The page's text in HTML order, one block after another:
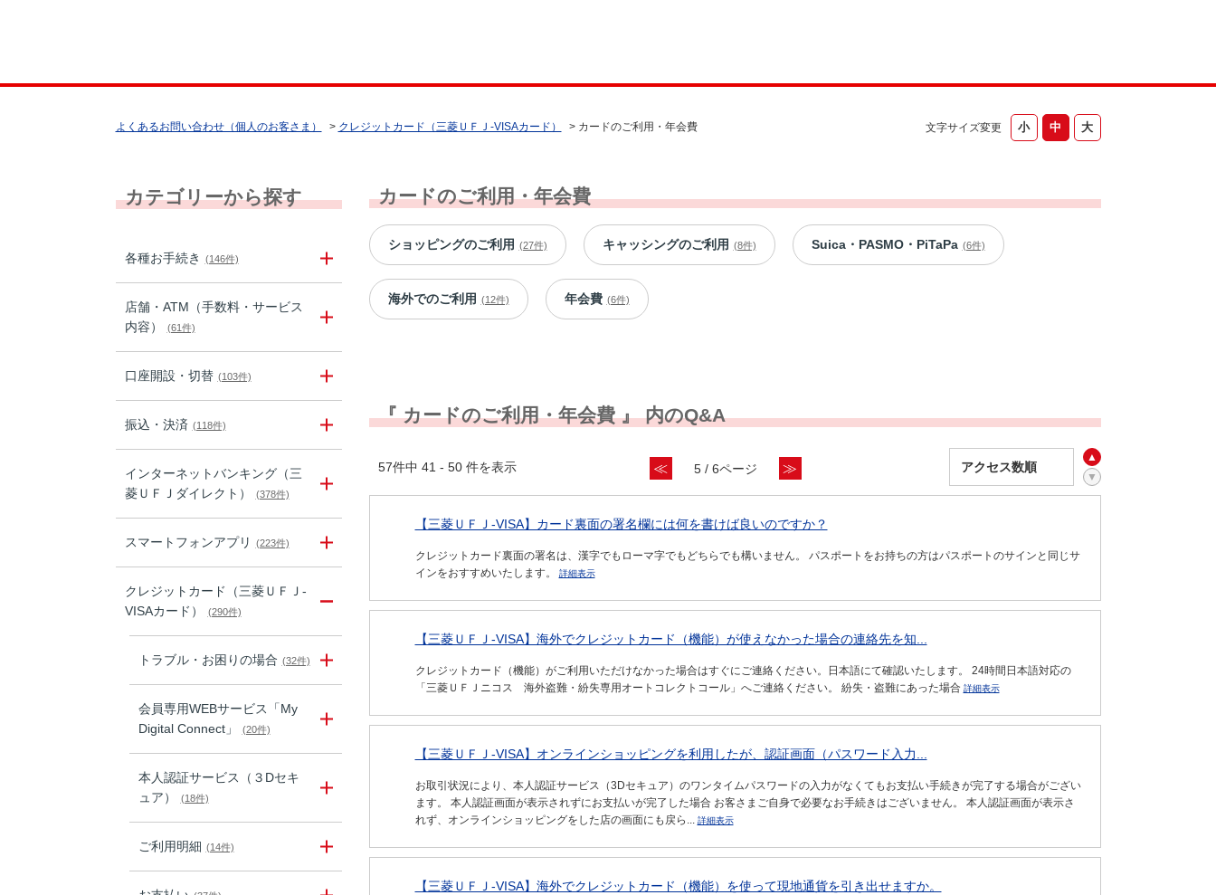
文字サイズ変更
よくあるお問い合わせ（個人のお客さま） > クレジットカード（三菱ＵＦＪ-VISAカード） > カードのご利用・年会費
カテゴリーから探す
各種お手続き (146件)
店舗・ATM（手数料・サービス
内容）
(61件)
口座開設・切替 (103件)
振込・決済 (118件)
インターネットバンキング（三
菱ＵＦＪダイレクト）
(378件)
スマートフォンアプリ (223件)
クレジットカード（三菱ＵＦＪ-
VISAカード）
(290件)
トラブル・お困りの場合 (32件)
会員専用WEBサービス「My
Digital Connect」
(20件)
本人認証サービス（３Dセキ
ュア）
(18件)
ご利用明細 (14件)
カードのご利用・年会費
ショッピングのご利用 (27件) キャッシングのご利用 (8件) Suica・PASMO・PiTaPa (6件)
海外でのご利用 (12件) 年会費 (6件)
『 カードのご利用・年会費 』 内のQ&A
57件中 41 - 50 件を表示 ≪ 5 / 6ページ ≫
【三菱ＵＦＪ-VISA】カード裏面の署名欄には何を書けば良いのですか？
クレジットカード裏面の署名は、漢字でもローマ字でもどちらでも構いません。 パスポートをお持ちの方はパスポートのサインと同じサ
インをおすすめいたします。
詳細表示
【三菱ＵＦＪ-VISA】海外でクレジットカード（機能）が使えなかった場合の連絡先を知...
クレジットカード（機能）がご利用いただけなかった場合はすぐにご連絡ください。日本語にて確認いたします。 24時間日本語対応の
「三菱ＵＦＪニコス 海外盗難・紛失専用オートコレクトコール」へご連絡ください。 紛失・盗難にあった場合 詳細表示
【三菱ＵＦＪ-VISA】オンラインショッピングを利用したが、認証画面（パスワード入力...
お取引状況により、本人認証サービス（3Dセキュア）のワンタイムパスワードの入力がなくてもお支払い手続きが完了する場合がござい
ます。 本人認証画面が表示されずにお支払いが完了した場合 お客さまご自身で必要なお手続きはございません。 本人認証画面が表示さ
れず、オンラインショッピングをした店の画面にも戻ら... 詳細表示
【三菱ＵＦＪ-VISA】海外でクレジットカード（機能）を使って現地通貨を引き出せますか。